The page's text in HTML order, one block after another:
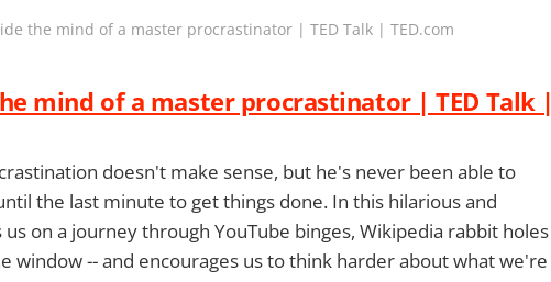
the mind of a master procrastinator | TED Talk | TED.com
mind of a master procrastinator | TED Talk |
doesn't make sense, but he's never been able to
the last minute to get things done. In this hilarious and
on a journey through YouTube binges, Wikipedia rabbit holes
window -- and encourages us to think harder about what we're